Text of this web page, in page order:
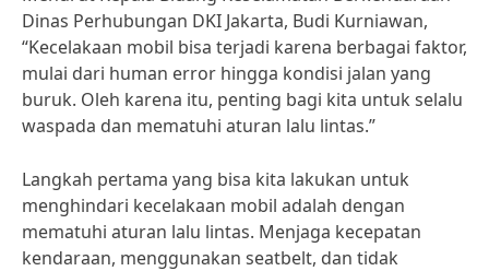
Dinas Perhubungan DKI Jakarta, Budi Kurniawan,
“Kecelakaan mobil bisa terjadi karena berbagai faktor,
mulai dari human error hingga kondisi jalan yang
buruk. Oleh karena itu, penting bagi kita untuk selalu
waspada dan mematuhi aturan lalu lintas.”
Langkah pertama yang bisa kita lakukan untuk
menghindari kecelakaan mobil adalah dengan
mematuhi aturan lalu lintas. Menjaga kecepatan
kendaraan, menggunakan seatbelt, dan tidak